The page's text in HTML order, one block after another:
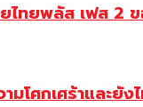
ทยพลัส เฟส 2 ข
โศกเศร้าและยัง